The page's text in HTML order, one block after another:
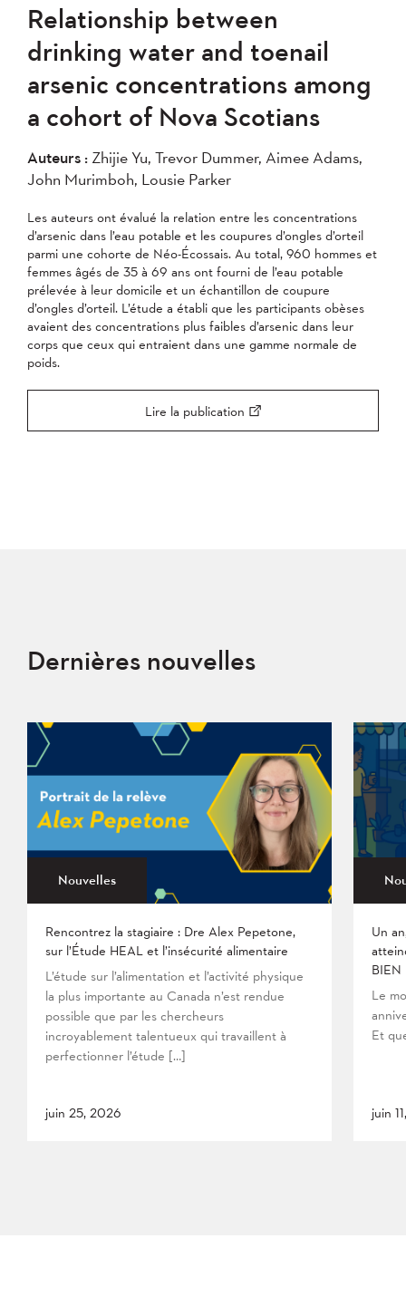
Relationship between
drinking water and toenail
arsenic concentrations among
a cohort of Nova Scotians
Auteurs : Zhijie Yu, Trevor Dummer, Aimee Adams,
John Murimboh, Lousie Parker
Les auteurs ont évalué la relation entre les concentrations
d’arsenic dans l’eau potable et les coupures d’ongles d’orteil
parmi une cohorte de Néo-Écossais. Au total, 960 hommes et
femmes âgés de 35 à 69 ans ont fourni de l’eau potable
prélevée à leur domicile et un échantillon de coupure
d’ongles d’orteil. L’étude a établi que les participants obèses
avaient des concentrations plus faibles d’arsenic dans leur
corps que ceux qui entraient dans une gamme normale de
poids.
Lire la publication
Dernières nouvelles
Nouvelles
Rencontrez la stagiaire : Dre Alex Pepetone,
sur l’Étude HEAL et l’insécurité alimentaire
L’étude sur l’alimentation et l’activité physique
la plus importante au Canada n’est rendue
possible que par les chercheurs
incroyablement talentueux qui travaillent à
perfectionner l’étude […]
juin 25, 2026
Un
BIEN
Le
Et
juin